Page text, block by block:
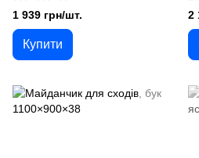
1 939 грн/шт.
Купити
2